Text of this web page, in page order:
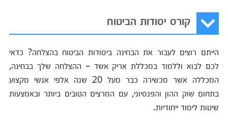
קורס יסודות הביטוח
הייתם רוצים לעבור את הבחינה ביסודות הביטוח בהצלחה? כדאי
לכם לבוא וללמוד במכללת אריק אשד – ההצלחה שלך בבחינה,
המכללה אשר מכשירה כבר מעל 20 שנה אלפי אנשי מקצוע
בתחום שוק ההון והפנסיוני, עם המרצים הטובים ביותר ובאמצעות
שיטות לימוד ייחודיות.